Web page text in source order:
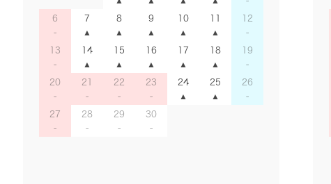
6 7 8 9 10 11 12
13 14 15 16 17 18 19
20 21 22 23 24 25 26
27 28 29 30